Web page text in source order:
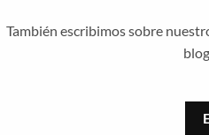
También escribimos sobre